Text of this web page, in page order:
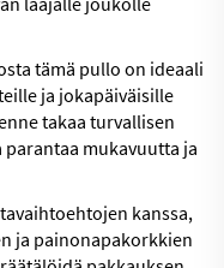
tämä pullo on ideaali
ja jokapäiväisille
takaa turvallisen
mukavuutta ja
kanssa,
ja painonapakorkkien